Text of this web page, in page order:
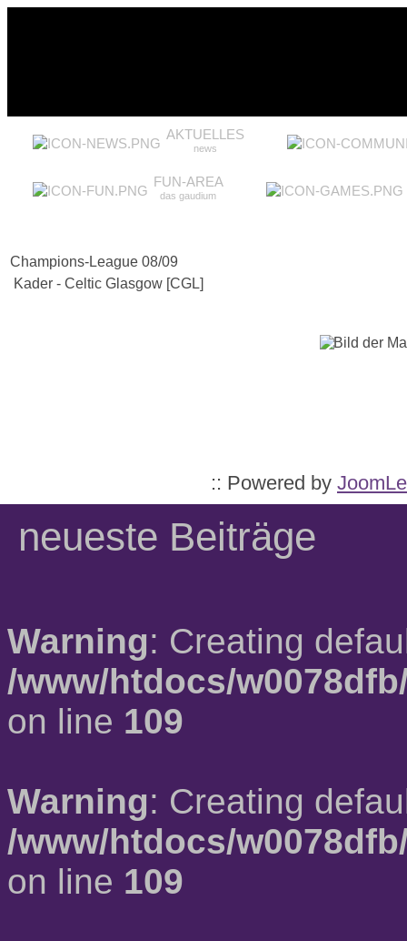
AKTUELLES
news
FUN-AREA
das gaudium
Champions-League 08/09
Kader - Celtic Glasgow [CGL]
:: Powered by
neueste Beiträge
Warning: Creating
/www/htdocs/
on line 109
Warning: Creating
/www/htdocs/
on line 109